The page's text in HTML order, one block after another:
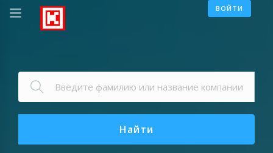
ВОЙТИ
Найти